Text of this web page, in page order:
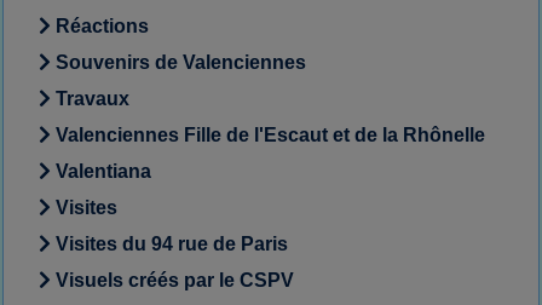
Réactions
Souvenirs de Valenciennes
Travaux
Valenciennes Fille de l'Escaut et de la Rhônelle
Valentiana
Visites
Visites du 94 rue de Paris
Visuels créés par le CSPV